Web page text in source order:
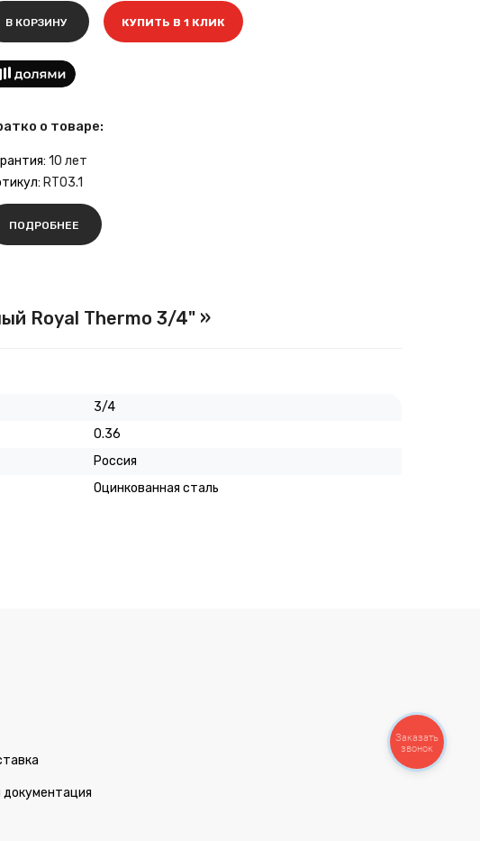
В КОРЗИНУ КУПИТЬ В 1 КЛИК
о товаре:
10 лет
RT03.1
ПОДРОБНЕЕ
Royal Thermo 3/4" »
3/4
0.36
Россия
Оцинкованная сталь
документация
Заказать
звонок